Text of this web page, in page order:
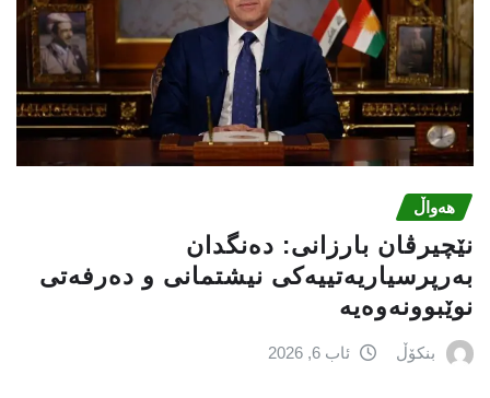
هەواڵ
نێچيرڤان بارزانى: دەنگدان
بەرپرسیاريه‌تییەکی نیشتمانى و دەرفەتی
نوێبوونەوەیە
بنکۆڵ ئاب 6, 2026